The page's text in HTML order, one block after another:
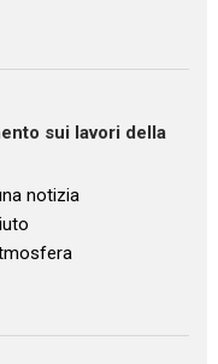
sui lavori della
notizia